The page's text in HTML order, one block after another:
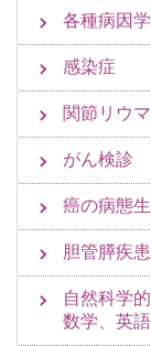
各種病因学
感染症
関節リウ
がん検診
癌の病態
胆管膵疾患
自然科学
数学、英語